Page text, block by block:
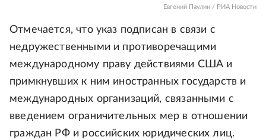
Евгений Паулин / РИА Новости
Отмечается, что указ подписан в связи с
недружественными и противоречащими
международному праву действиями США и
примкнувших к ним иностранных государств и
международных организаций, связанными с
введением ограничительных мер в отношении
граждан РФ и российских юридических лиц.